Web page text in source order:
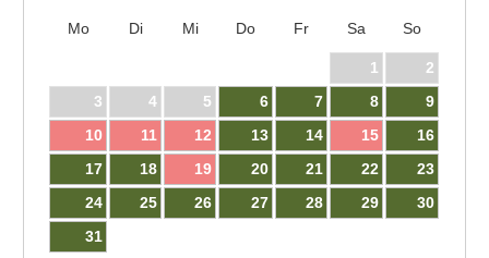
Mo Di Mi Do Fr Sa So
1
2
3
4 5 6 7 8
9
10
11 12 13 14 15
16
17
18 19 20 21 22
23
24
25 26 27 28 29
30
31